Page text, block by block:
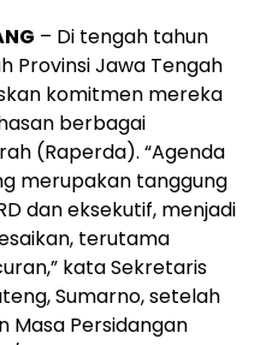
– Di tengah tahun
Provinsi Jawa Tengah
komitmen mereka
berbagai
(Raperda). “Agenda
merupakan tanggung
dan eksekutif, menjadi
terutama
kata Sekretaris
Sumarno, setelah
Masa Persidangan